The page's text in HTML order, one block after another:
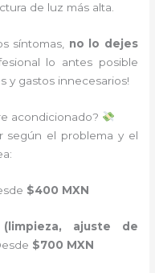
de luz más alta.
síntomas, no lo dejes
lo antes posible
y gastos innecesarios!
acondicionado?
según el problema y el
$400 MXN
(limpieza, ajuste de
$700 MXN